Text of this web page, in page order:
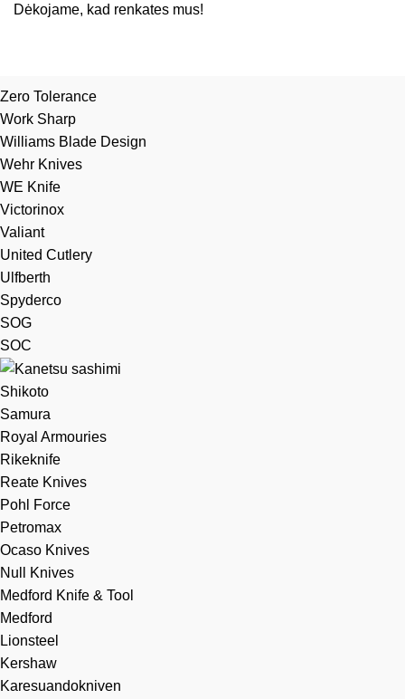
Dėkojame, kad renkates mus!
Zero Tolerance
Work Sharp
Williams Blade Design
Wehr Knives
WE Knife
Victorinox
Valiant
United Cutlery
Ulfberth
Spyderco
SOG
SOC
Shikoto
Samura
Royal Armouries
Rikeknife
Reate Knives
Pohl Force
Petromax
Ocaso Knives
Null Knives
Medford Knife & Tool
Medford
Lionsteel
Kershaw
Karesuandokniven